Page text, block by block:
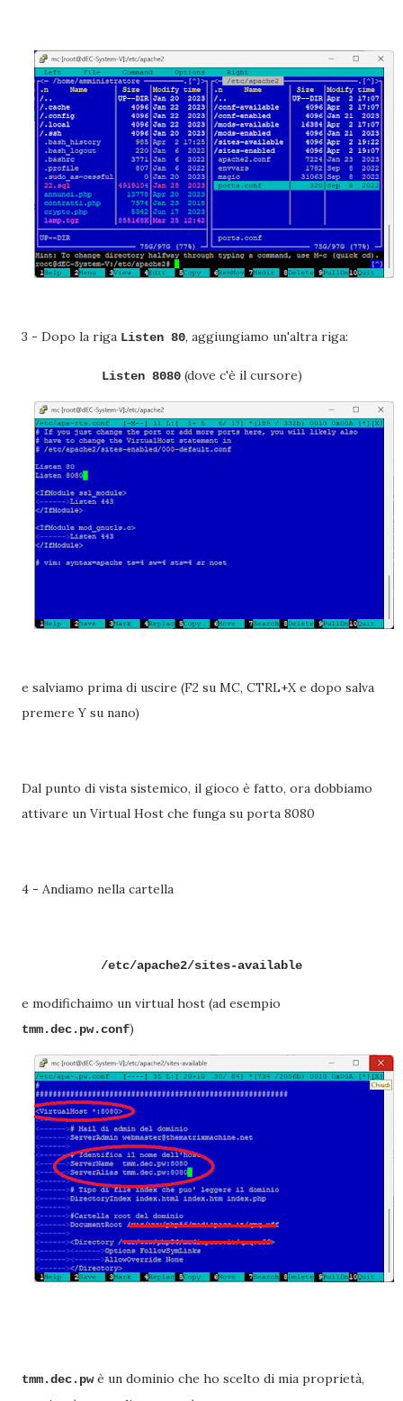
3 - Dopo la riga Listen 80, aggiungiamo un'altra riga:
Listen 8080(dove c'è il cursore)
e salviamo prima di uscire (F2 su MC, CTRL+X e dopo salva
premere Y su nano)
Dal punto di vista sistemico, il gioco è fatto, ora dobbiamo
attivare un Virtual Host che funga su porta 8080
4 - Andiamo nella cartella
/etc/apache2/sites-available
e modifichaimo un virtual host (ad esempio
tmm.dec.pw.conf)
tmm.dec.pwè un dominio che ho scelto di mia proprietà,